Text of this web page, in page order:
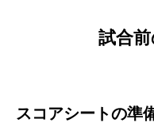
試合
スコアシートの準